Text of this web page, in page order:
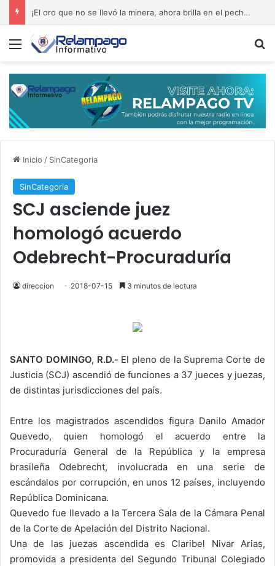
Septiembre de 1965: la memoria que reclama el rescate del edificio Copello
Menú
Inicio / SinCategoria
SinCategoria
SCJ asciende juez
homologó acuerdo
Odebrecht-Procuraduría
direccion 2018-07-15 3 minutos de lectura
SANTO DOMINGO, R.D.- El pleno de la Suprema Corte de
Justicia (SCJ) ascendió de funciones a 37 jueces y juezas,
de distintas jurisdicciones del país.
Entre los magistrados ascendidos figura Danilo Amador
Quevedo, quien homologó el acuerdo entre la
Procuraduría General de la República y la empresa
brasileña Odebrecht, involucrada en una serie de
escándalos por corrupción, en unos 12 países, incluyendo
República Dominicana.
Quevedo fue llevado a la Tercera Sala de la Cámara Penal
de la Corte de Apelación del Distrito Nacional.
Una de las juezas ascendida es Claribel Nivar Arias,
promovida a presidenta del Segundo Tribunal Colegiado